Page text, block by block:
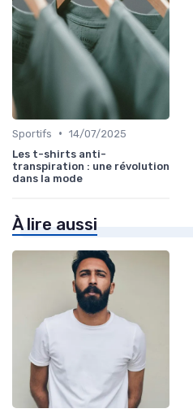
Sportifs • 14/07/2025
Les t-shirts anti-
transpiration : une révolution
dans la mode
À lire aussi